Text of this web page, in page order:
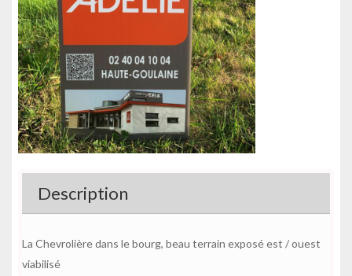
Description
La Chevrolière dans le bourg, beau terrain exposé est / ouest
viabilisé